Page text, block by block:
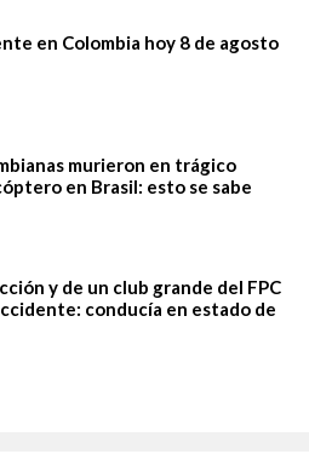
en Colombia hoy 8 de agosto
murieron en trágico
en Brasil: esto se sabe
y de un club grande del FPC
conducía en estado de